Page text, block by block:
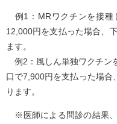
例1：MRワクチンを接種
12,000円を支払った場合、
ます。
例2：風しん単独ワクチン
口で7,900円を支払った場合
ります。
※医師による問診の結果、